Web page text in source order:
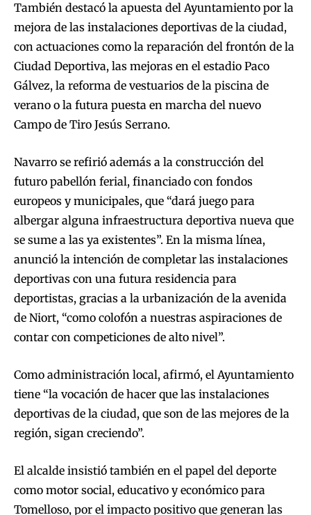
También destacó la apuesta del Ayuntamiento por la
mejora de las instalaciones deportivas de la ciudad,
con actuaciones como la reparación del frontón de la
Ciudad Deportiva, las mejoras en el estadio Paco
Gálvez, la reforma de vestuarios de la piscina de
verano o la futura puesta en marcha del nuevo
Campo de Tiro Jesús Serrano.
Navarro se refirió además a la construcción del
futuro pabellón ferial, financiado con fondos
europeos y municipales, que “dará juego para
albergar alguna infraestructura deportiva nueva que
se sume a las ya existentes”. En la misma línea,
anunció la intención de completar las instalaciones
deportivas con una futura residencia para
deportistas, gracias a la urbanización de la avenida
de Niort, “como colofón a nuestras aspiraciones de
contar con competiciones de alto nivel”.
Como administración local, afirmó, el Ayuntamiento
tiene “la vocación de hacer que las instalaciones
deportivas de la ciudad, que son de las mejores de la
región, sigan creciendo”.
El alcalde insistió también en el papel del deporte
como motor social, educativo y económico para
Tomelloso, por el impacto positivo que generan las